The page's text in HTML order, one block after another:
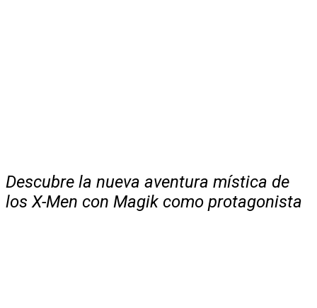
Descubre la nueva aventura mística de
los X-Men con Magik como protagonista